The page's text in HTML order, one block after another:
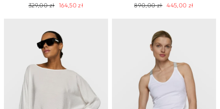
Regularna
329,00 zł Cena
164,50 zł
Regularna
890,00 zł Cena
445,00 zł